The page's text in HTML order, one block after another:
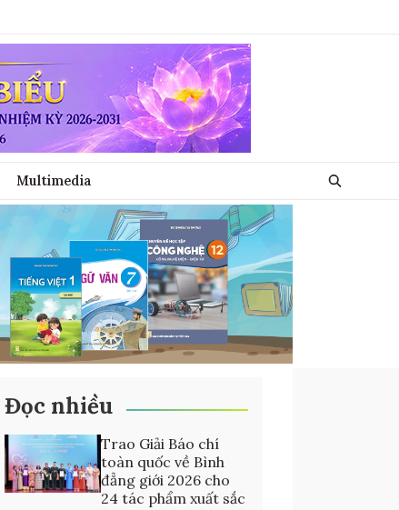
Multimedia
Đọc nhiều
Trao Giải Báo chí
toàn quốc về Bình
đẳng giới 2026 cho
24 tác phẩm xuất sắc